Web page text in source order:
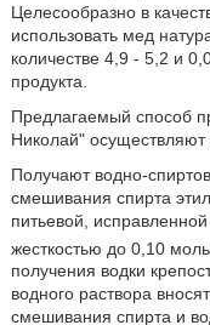
Целесообразно в
использовать мед
количестве 4,9 - 5,2 и
продукта.
Предлагаемый способ
Николай"
Получают водно-
смешивания спирта
питьевой,
жесткостью до 0,10
получения водки
водного раствора
смешивания спирта и